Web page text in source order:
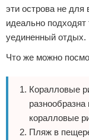
эти острова не для
идеально
уединенный отдых.
Что же можно
Коралловые
разнообразна
коралловые
Пляж в